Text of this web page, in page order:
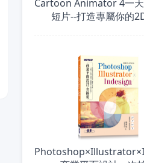
Cartoon Animator 4一
短片--打造專屬你的